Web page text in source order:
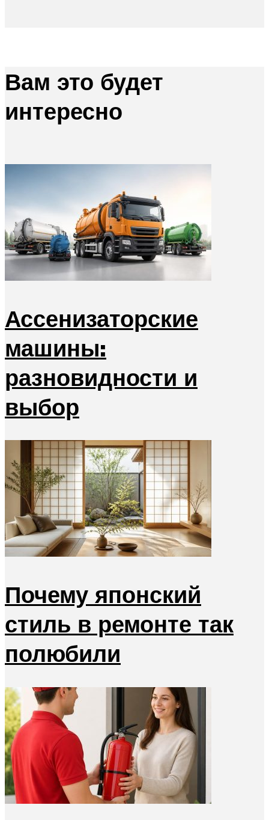
Вам это будет
интересно
Ассенизаторские
машины:
разновидности и
выбор
Почему японский
стиль в ремонте так
полюбили